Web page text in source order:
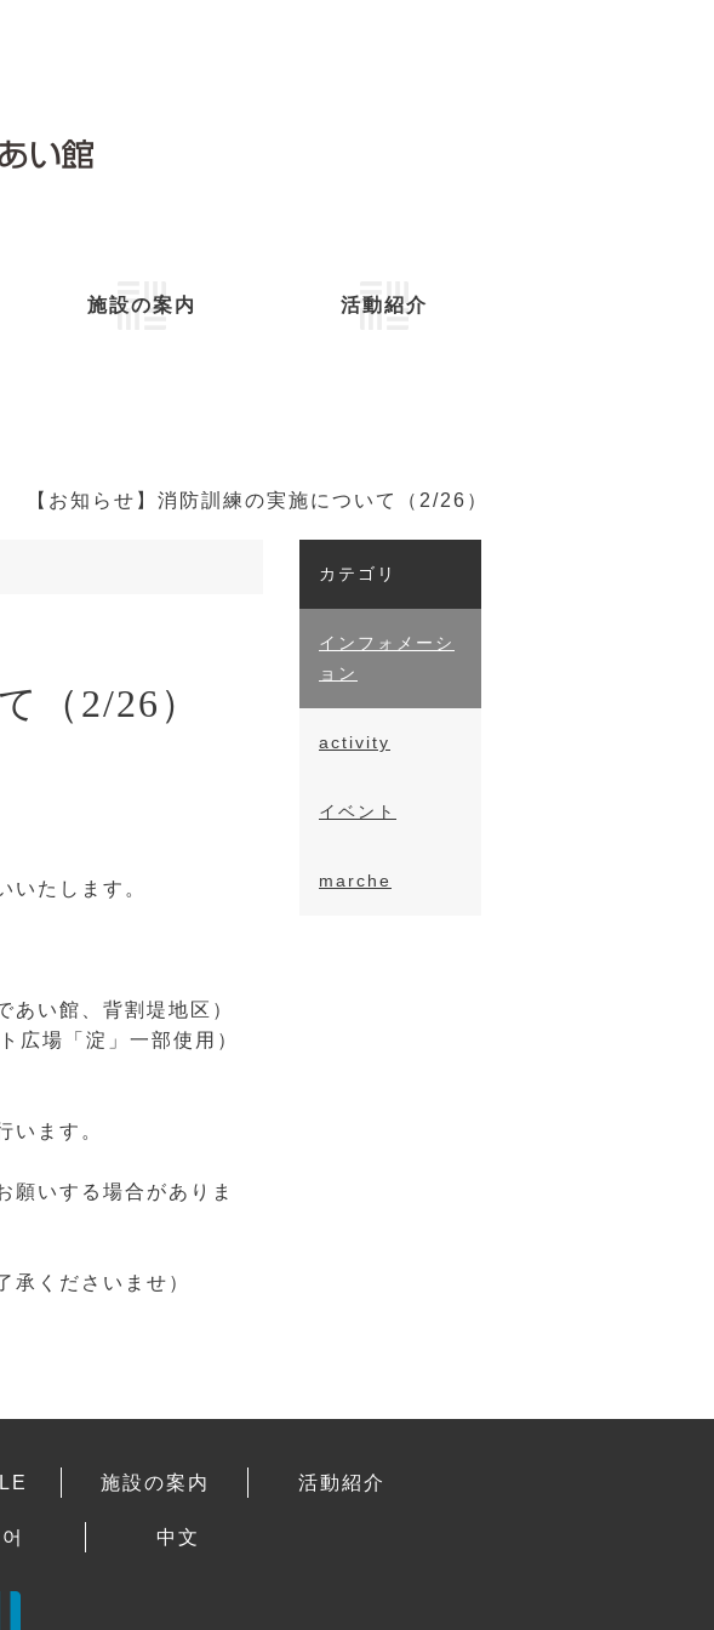
施設の案内 活動紹介
【お知らせ】消防訓練の実施について（2/26）
（2/26）
たします。
い館、背割堤地区）
場「淀」一部使用）
います。
いする場合がありま
くださいませ）
カテゴリ
インフォメーシ
ョン
activity
イベント
marche
施設の案内 活動紹介
中文